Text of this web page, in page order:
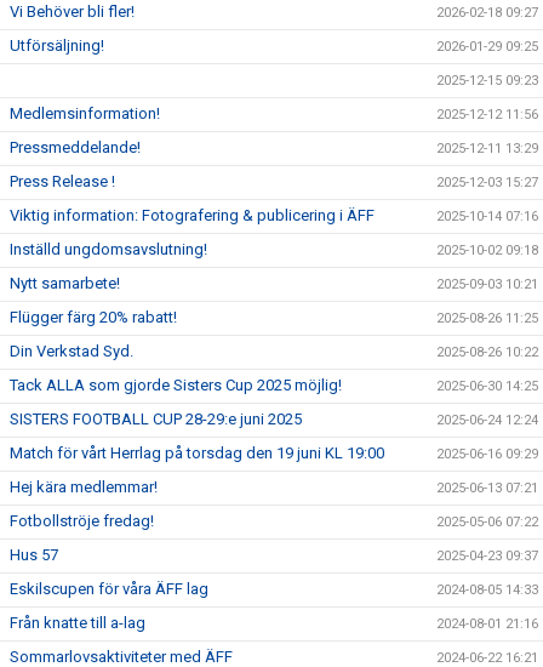
Vi Behöver bli fler! 2026-02-18 09:27
Utförsäljning! 2026-01-29 09:25
2025-12-15 09:23
Medlemsinformation! 2025-12-12 11:56
Pressmeddelande! 2025-12-11 13:29
Press Release ! 2025-12-03 15:27
Viktig information: Fotografering & publicering i ÄFF 2025-10-14 07:16
Inställd ungdomsavslutning! 2025-10-02 09:18
Nytt samarbete! 2025-09-03 10:21
Flügger färg 20% rabatt! 2025-08-26 11:25
Din Verkstad Syd. 2025-08-26 10:22
Tack ALLA som gjorde Sisters Cup 2025 möjlig! 2025-06-30 14:25
SISTERS FOOTBALL CUP 28-29:e juni 2025 2025-06-24 12:24
Match för vårt Herrlag på torsdag den 19 juni KL 19:00 2025-06-16 09:29
Hej kära medlemmar! 2025-06-13 07:21
Fotbollströje fredag! 2025-05-06 07:22
Hus 57 2025-04-23 09:37
Eskilscupen för våra ÄFF lag 2024-08-05 14:33
Från knatte till a-lag 2024-08-01 21:16
Sommarlovsaktiviteter med ÄFF 2024-06-22 16:21